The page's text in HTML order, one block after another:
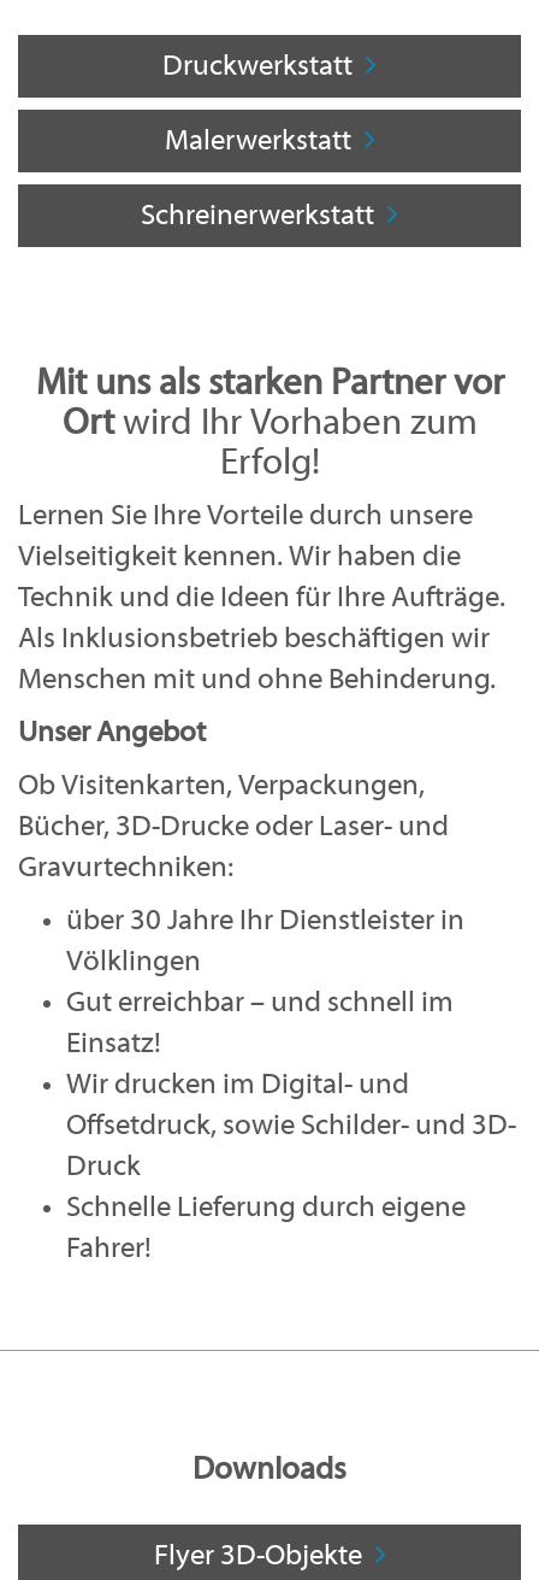
Druckwerkstatt
Malerwerkstatt
Schreinerwerkstatt
Mit uns als starken Partner vor
Ortwird Ihr Vorhaben zum
Erfolg!
Lernen Sie Ihre Vorteile durch unsere
Vielseitigkeit kennen. Wir haben die
Technik und die Ideen für Ihre Aufträge.
Als Inklusionsbetrieb beschäftigen wir
Menschen mit und ohne Behinderung.
Unser Angebot
Ob Visitenkarten, Verpackungen,
Bücher, 3D-Drucke oder Laser- und
Gravurtechniken:
über 30 Jahre Ihr Dienstleister in
Völklingen
Gut erreichbar – und schnell im
Einsatz!
Wir drucken im Digital- und
Offsetdruck, sowie Schilder- und 3D-
Druck
Schnelle Lieferung durch eigene
Fahrer!
Downloads
Flyer 3D-Objekte